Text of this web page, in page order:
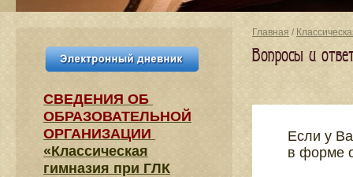
Главная /
Вопросы и
Если у
в форме
СВЕДЕНИЯ​ ОБ
ОБРАЗОВАТЕЛЬНОЙ
ОРГАНИЗАЦИИ
«Классическая
гимназия при ГЛК